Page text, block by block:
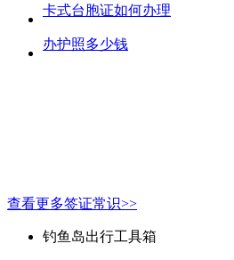
卡式台胞证如何办理
办护照多少钱
查看更多签证常识>>
钓鱼岛出行工具箱